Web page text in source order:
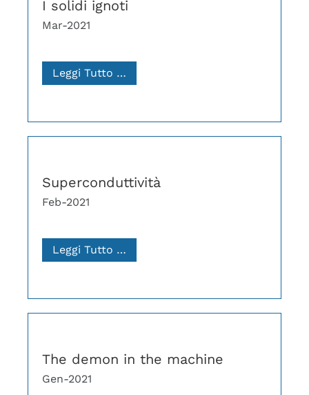
I solidi ignoti
Mar-2021
Leggi Tutto …
Superconduttività
Feb-2021
Leggi Tutto …
The demon in the machine
Gen-2021